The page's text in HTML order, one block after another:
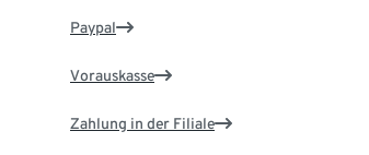
Paypal
Vorauskasse
Zahlung in der Filiale